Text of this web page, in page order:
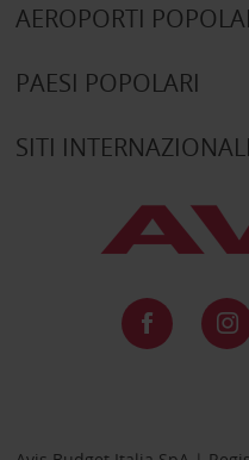
AEROPORTI
PAESI POPOLARI
SITI INTERNAZIONALI